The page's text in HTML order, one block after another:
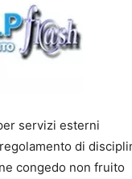
servizi esterni
di
congedo non fruito